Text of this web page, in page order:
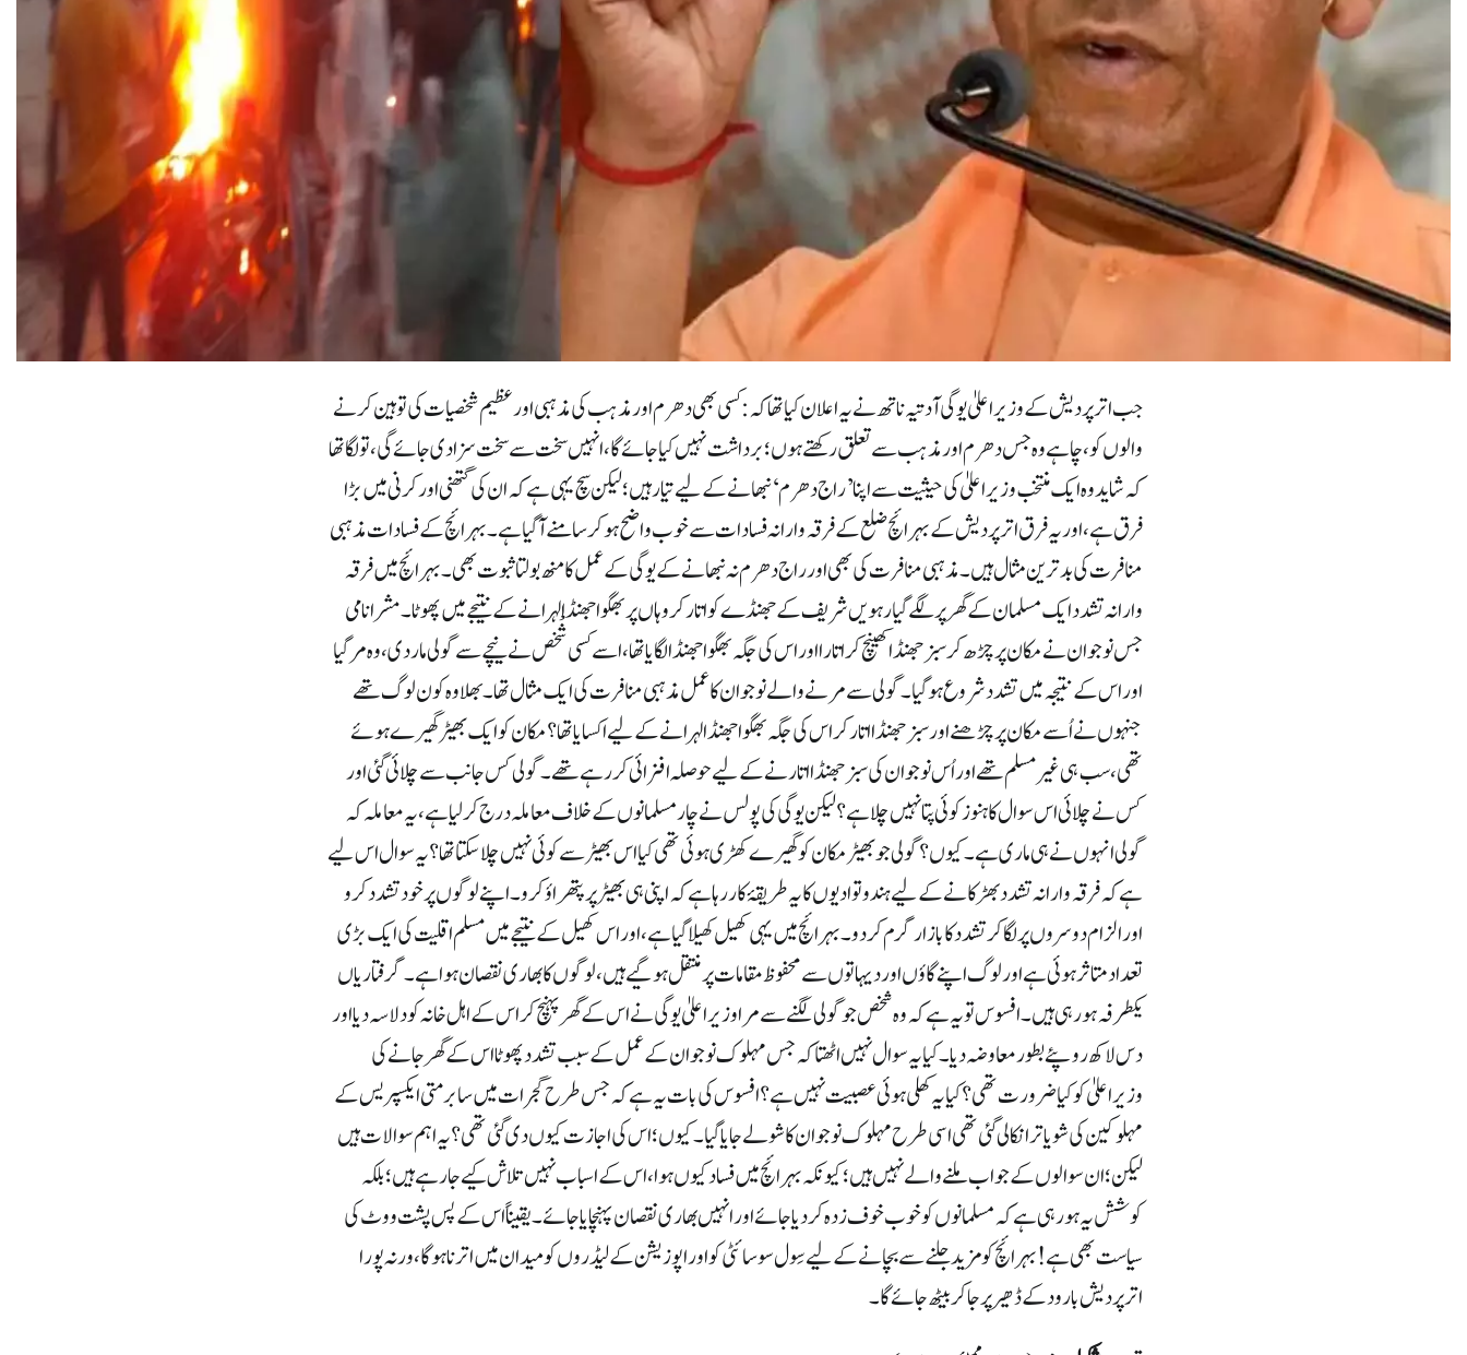
جب اترپردیش کے وزیراعلیٰ یوگی آدتیہ ناتھ نے یہ اعلان کیا تھا کہ: کسی بھی دھرم اور مذہب کی مذہبی اور عظیم شخصیات کی توہین کرنے
والوں کو، چاہے وہ جس دھرم اور مذہب سے تعلق رکھتے ہوں؛ برداشت نہیں کیا جائےگا، انہیں سخت سے سخت سزادی جائےگی، تو لگا تھا
کہ شاید وہ ایک منتخب وزیراعلیٰ کی حیثیت سے اپنا ’راج دھرم‘ نبھانے کے لیے تیار ہیں؛ لیکن سچ یہی ہے کہ ان کی کتھنی اور کرنی میں بڑا
فرق ہے، اور یہ فرق اترپردیش کے بہرائچ ضلع کے فرقہ وارانہ فسادات سے خوب واضح ہوکر سامنے آگیا ہے۔ بہرائچ کے فسادات مذہبی
منافرت کی بدترین مثال ہیں۔ مذہبی منافرت کی بھی اور راج دھرم نہ نبھانے کے یوگی کے عمل کا منھ بولتا ثبوت بھی۔ بہرائچ میں فرقہ
وارانہ تشدد ایک مسلمان کے گھر پر لگے گیارہویں شریف کے جھنڈے کو اتار کر وہاں پر بھگوا جھنڈا لہرانے کے نتیجے میں پھوٹا۔ مشرا نامی
جس نوجوان نے مکان پر چڑھ کر سبز جھنڈا کھینچ کر اتارا اور اس کی جگہ بھگوا جھنڈا لگایا تھا، اسے کسی شْخص نے نیچے سے گولی ماردی، وہ مرگیا
اور اس کے نتیجہ میں تشدد شروع ہوگیا۔ گولی سے مرنے والے نوجوان کا عمل مذہبی منافرت کی ایک مثال تھا۔ بھلا وہ کون لوگ تھے
جنہوں نے اُسے مکان پر چڑھنے اور سبز جھنڈا اتار کر اس کی جگہ بھگوا جھنڈا لہرانے کےلیے اکسایا تھا؟ مکان کو ایک بھیڑ گھیرے ہوئے
تھی، سب ہی غیر مسلم تھے اور اُس نوجوان کی سبز جھنڈا اتارنے کےلیے حوصلہ افزائی کررہے تھے۔ گولی کس جانب سے چلائی گئی اور
کس نے چلائی اس سوال کا ہنوز کوئی پتا نہیں چلا ہے؟ لیکن یوگی کی پولس نے چار مسلمانوں کے خلاف معاملہ درج کرلیا ہے، یہ معاملہ کہ
گولی انہوں نے ہی ماری ہے۔ کیوں؟ گولی جو بھیڑ مکان کو گھیرے کھڑی ہوئی تھی کیا اس بھیڑ سے کوئی نہیں چلاسکتا تھا؟ یہ سوال اس لیے
ہے کہ فرقہ وارانہ تشدد بھڑکانے کےلیے ہندوتوادیوں کا یہ طریقۂ کار رہا ہے کہ اپنی ہی بھیڑ پر پتھراؤ کرو۔ اپنے لوگوں پر خود تشدد کرو
اور الزام دوسروں پر لگاکر تشدد کا بازار گرم کردو۔ بہرائچ میں یہی کھیل کھیلا گیا ہے، اور اس کھیل کے نتیجے میں مسلم اقلیت کی ایک بڑی
تعداد متاثر ہوئی ہے اور لوگ اپنے گاؤں اور دیہاتوں سے محفوظ مقامات پر منتقل ہوگیے ہیں، لوگوں کا بھاری نقصان ہوا ہے۔ گرفتاریاں
یکطرفہ ہورہی ہیں۔ افسوس تو یہ ہے کہ وہ شخص جو گولی لگنے سے مرا وزیراعلیٰ یوگی نے اس کے گھر پہنچ کر اس کے اہل خانہ کو دلاسہ دیا اور
دس لاکھ روپئے بطور معاوضہ دیا۔ کیا یہ سوال نہیں اٹھتا کہ جس مہلوک نوجوان کے عمل کے سبب تشدد پھوٹا اس کے گھر جانے کی
وزیراعلیٰ کو کیا ضرورت تھی؟ کیا یہ کھلی ہوئی عصبیت نہیں ہے؟ افسوس کی بات یہ ہے کہ جس طرح گجرات میں سابرمتی ایکسپریس کے
مہلوکین کی شویاترا نکالی گئی تھی اسی طرح مہلوک نوجوان کا شو لے جایا گیا۔ کیوں؛ اس کی اجازت کیوں دی گئی تھی؟ یہ اہم سوالات ہیں
لیکن؛ ان سوالوں کے جواب ملنے والے نہیں ہیں؛ کیونکہ بہرائچ میں فساد کیوں ہوا، اس کے اسباب نہیں تلاش کیے جارہے ہیں؛ بلکہ
کوشش یہ ہورہی ہے کہ مسلمانوں کو خوب خوف زدہ کردیا جائے اور انہیں بھاری نقصان پہنچایا جائے۔ یقیناً اس کے پس پشت ووٹ کی
سیاست بھی ہے! بہرائچ کو مزید جلنے سے بچانے کے لیے سِول سوسائٹی کو اور اپوزیشن کے لیڈروں کو میدان میں اترنا ہوگا، ورنہ پورا
اترپردیش بارود کے ڈھیر پر جاکر بیٹھ جائےگا۔